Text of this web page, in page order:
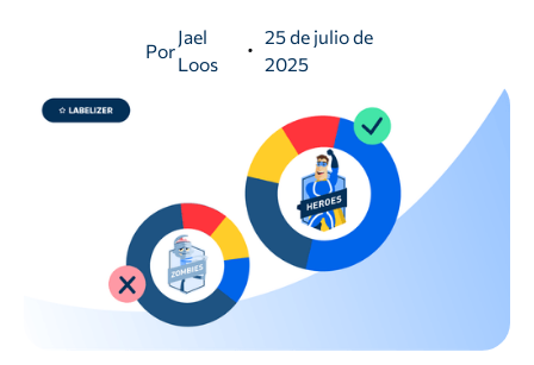
Por
Jael
Loos
25 de julio de
2025